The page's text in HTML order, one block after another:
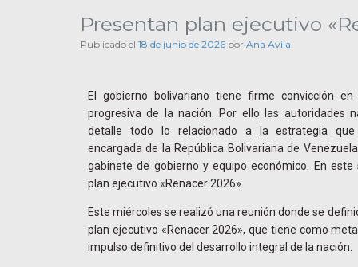
Presentan plan ejecutivo
Publicado el 18 de junio de 2026 por Ana Avila
El gobierno bolivariano tiene firme convicción
progresiva de la nación. Por ello las autoridades
detalle todo lo relacionado a la estrategia
encargada de la República Bolivariana de
gabinete de gobierno y equipo económico. En
plan ejecutivo «Renacer 2026».
Este miércoles se realizó una reunión donde se
plan ejecutivo «Renacer 2026», que tiene como
impulso definitivo del desarrollo integral de la nación.